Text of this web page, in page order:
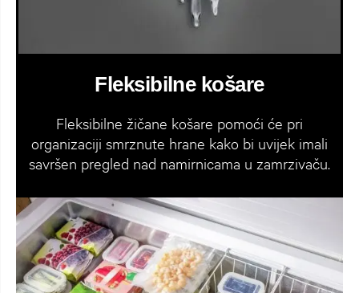
Fleksibilne košare
Fleksibilne žičane košare pomoći će pri
organizaciji smrznute hrane kako bi uvijek imali
savršen pregled nad namirnicama u zamrzivaču.